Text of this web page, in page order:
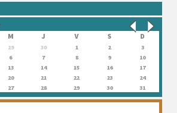
M J V S D
29 30 1 2
3
6 7 8 9
10
13 14 15 16
17
20 21 22 23
24
27 28 29 30 31